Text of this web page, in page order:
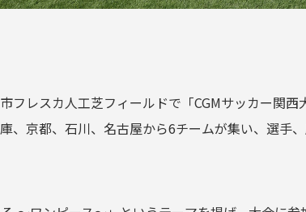
フレスカ人工芝フィールドで「CGMサッカー関
、京都、石川、名古屋から6チームが集い、選手